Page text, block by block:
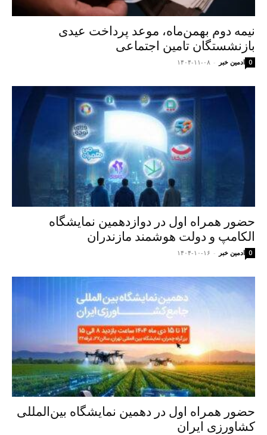
نیمه دوم بهمن‌ماه، موعد پرداخت عیدی
بازنشستگان تامین اجتماعی
ادمین خبر - ۱۴۰۴-۱۱-۰۸ 0
حضور همراه اول در دوازدهمین نمایشگاه
الکامپ و دولت هوشمند مازندران
ادمین خبر - ۱۴۰۴-۱۰-۱۶ 0
حضور همراه اول در دهمین نمایشگاه بین‌المللی
کشاورزی ایران